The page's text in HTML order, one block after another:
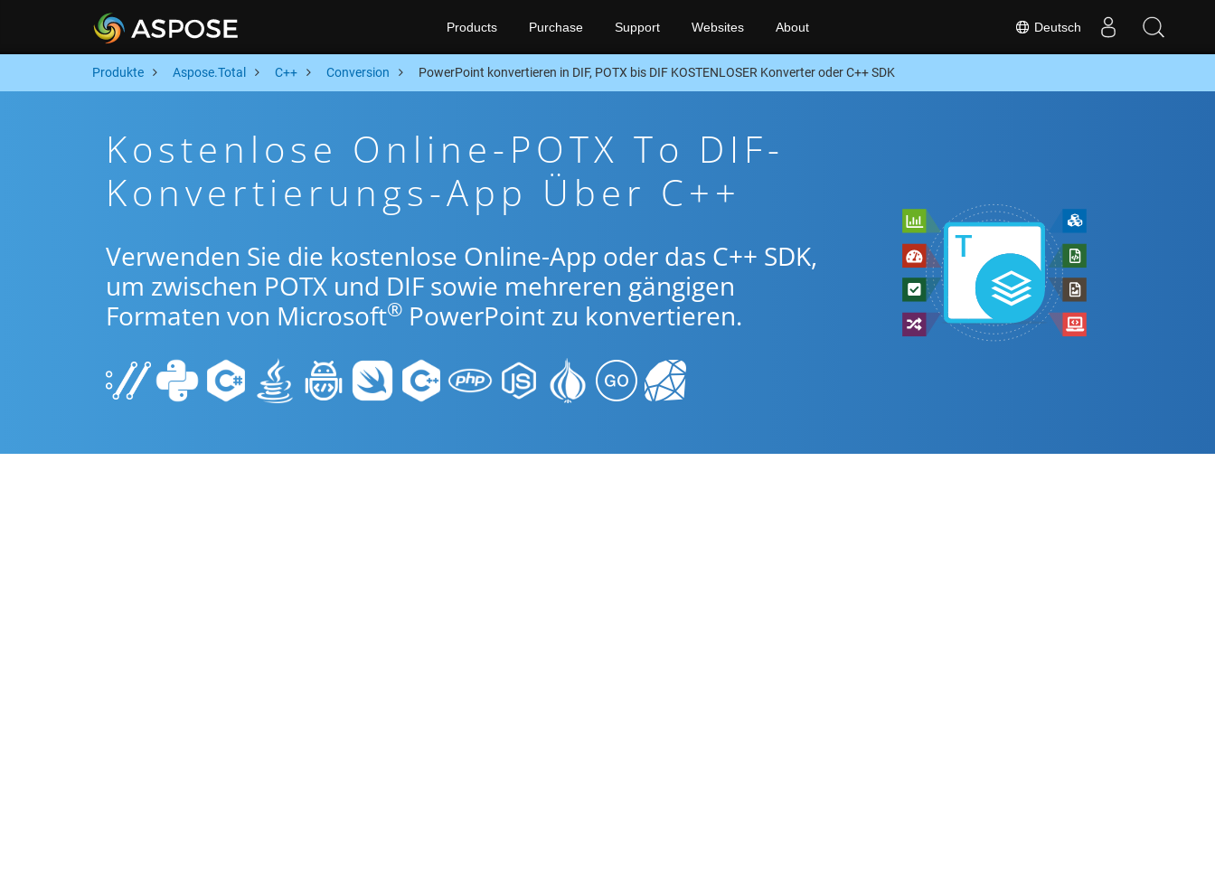
Deutsch
Products Purchase Support Websites About
Produkte Aspose.Total C++ Conversion PowerPoint konvertieren in DIF, POTX bis DIF KOSTENLOSER Konverter oder C++ SDK
Kostenlose Online-POTX To DIF-
Konvertierungs-App Über C++
Verwenden Sie die kostenlose Online-App oder das C++ SDK,
um zwischen POTX und DIF sowie mehreren gängigen
Formaten von Microsoft® PowerPoint zu konvertieren.